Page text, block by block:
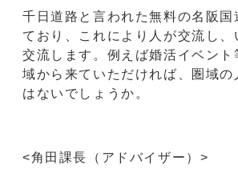
千日道路と言われた無料の名阪国
ており、これにより人が交流し
交流します。例えば婚活イベント
域から来ていただければ、圏域の
はないでしょうか。
<角田課長（アドバイザー）>